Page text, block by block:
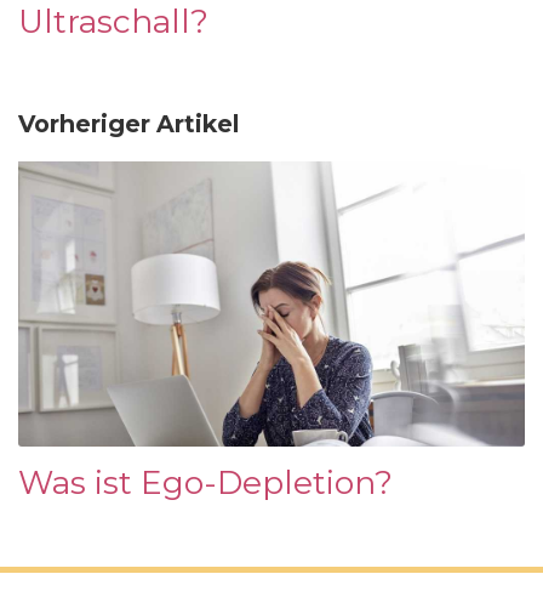
Ultraschall?
Vorheriger Artikel
Was ist Ego-Depletion?